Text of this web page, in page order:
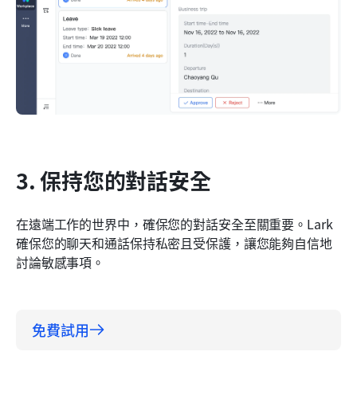
3. 保持您的對話安全
在遠端工作的世界中，確保您的對話安全至關重要。Lark
確保您的聊天和通話保持私密且受保護，讓您能夠自信地
討論敏感事項。
免費試用